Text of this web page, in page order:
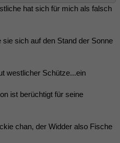
hat sich für mich als falsch
sich auf den Stand der Sonne
westlicher Schütze...ein
ist berüchtigt für seine
chan, der Widder also Fische